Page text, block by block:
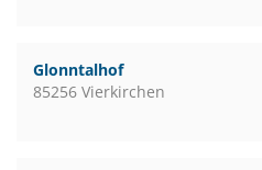
Glonntalhof
85256 Vierkirchen